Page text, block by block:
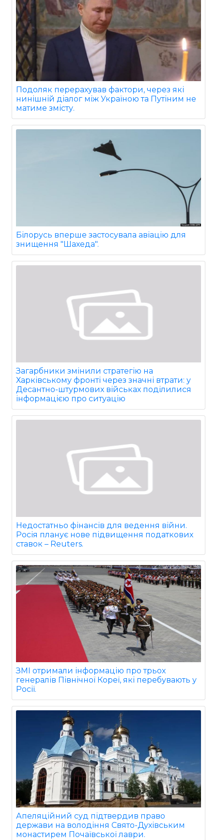
Подоляк перерахував фактори, через які
нинішній діалог між Україною та Путіним не
матиме змісту.
Білорусь вперше застосувала авіацію для
знищення "Шахеда".
Загарбники змінили стратегію на
Харківському фронті через значні втрати: у
Десантно-штурмових військах поділилися
інформацією про ситуацію
Недостатньо фінансів для ведення війни.
Росія планує нове підвищення податкових
ставок – Reuters.
ЗМІ отримали інформацію про трьох
генералів Північної Кореї, які перебувають у
Росії.
Апеляційний суд підтвердив право
держави на володіння Свято-Духівським
монастирем Почаївської лаври.